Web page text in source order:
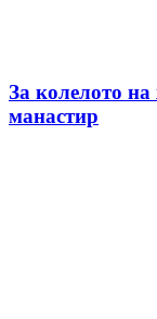
За колелото
манастир